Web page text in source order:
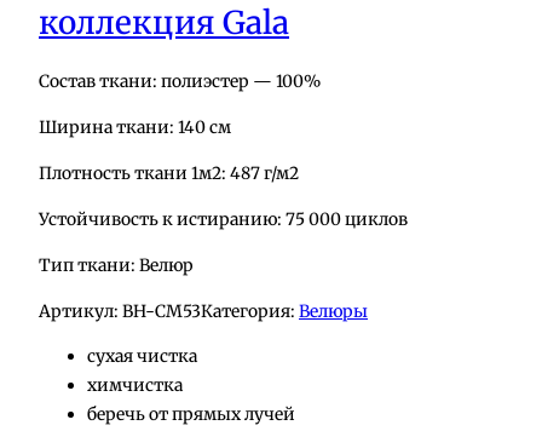
коллекция Gala
Состав ткани: полиэстер — 100%
Ширина ткани: 140 см
Плотность ткани 1м2: 487 г/м2
Устойчивость к истиранию: 75 000 циклов
Тип ткани: Велюр
Артикул: BH-СМ53Категория: Велюры
сухая чистка
химчистка
беречь от прямых лучей